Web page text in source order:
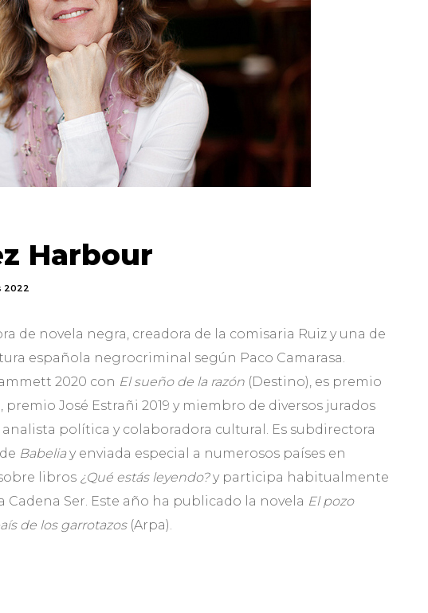
Harbour
2022
de novela negra, creadora de la comisaria Ruiz y una de
española negrocriminal según Paco Camarasa.
2020 con El sueño de la razón (Destino), es premio
José Estrañi 2019 y miembro de diversos jurados
política y colaboradora cultural. Es subdirectora
Babeliay enviada especial a numerosos países en
libros ¿Qué estás leyendo?y participa habitualmente
Cadena Ser. Este año ha publicado la novela El pozo
de los garrotazos(Arpa).